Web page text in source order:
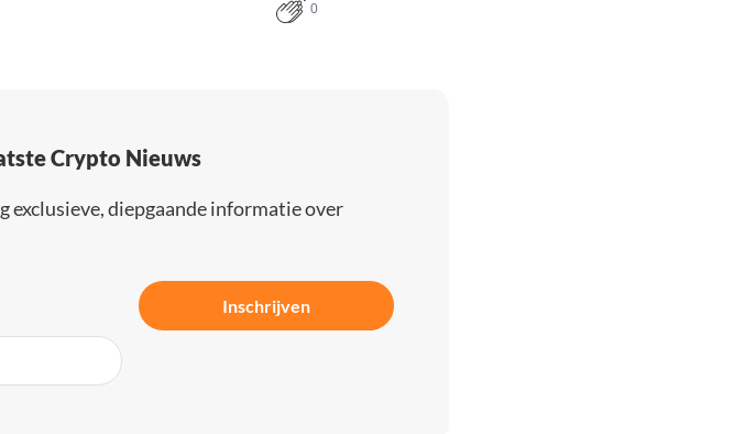
0
Crypto Nieuws
exclusieve, diepgaande informatie over
Inschrijven